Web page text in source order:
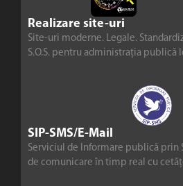
Realizare site-uri
Site-uri moderne. Legale.
S.O.S. pentru administrația publică
SIP-SMS/E-Mail
Serviciul de Informare publică prin
de comunicare în timp real cu